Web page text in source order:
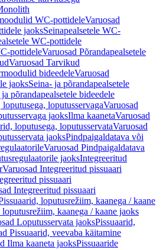
WC-pottideleVaruosad
jaoksSeinapealsetele WC-
WC-pottidele
pottideleVaruosad Põrandapealsetele
Varuosad Tarvikud
bideedeleVaruosad
jaoksSeina- ja põrandapealsetele
põrandapealsetele bideedele
loputusega, loputusservagaVaruosad
jaoksIlma kaanetaVaruosad
loputusega, loputusservataVaruosad
jaoksPindpaigaldatava või
Varuosad Pindpaigaldatava
jaoksIntegreeritud
Varuosad Integreeritud pissuaari
pissuaari
Integreeritud pissuaari
loputusrežiim, kaanega / kaane
kaanega / kaane jaoks
Loputusservata jaoksPissuaarid,
Pissuaarid, veevaba käitamine
Ilma kaaneta jaoksPissuaaride